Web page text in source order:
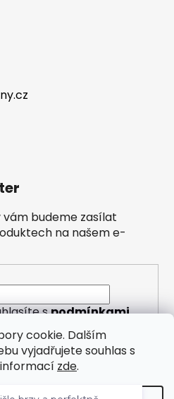
cookie. Dalším
vyjadřujete souhlas s
zde.
budeme zasílat
na našem e-
spodmínkami